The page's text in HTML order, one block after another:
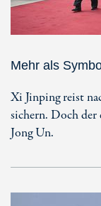
Mehr als
Xi Jinping reist
sichern. Doch
Jong Un.